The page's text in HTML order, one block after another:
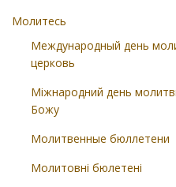
Молитесь
Международный день
церковь
Міжнародний день
Божу
Молитвенные бюллетени
Молитовні бюлетені